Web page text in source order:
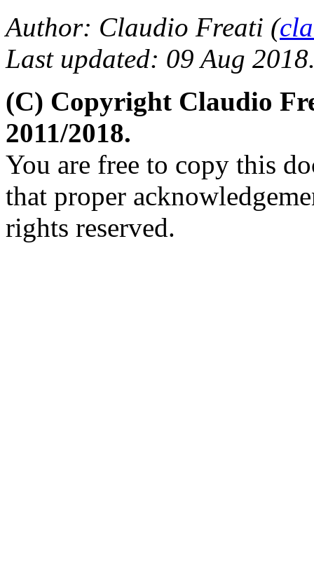
Author: Claudio Freati (
Last updated: 09 Aug
(C) Copyright Claudio
2011/2018.
You are free to copy this
that proper
rights reserved.